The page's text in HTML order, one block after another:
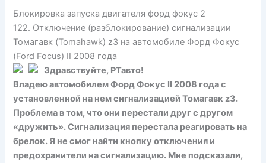
Блокировка запуска двигателя форд фокус 2
122. Отключение (разблокирование) сигнализации
Томагавк (Tomahawk) z3 на автомобиле Форд Фокус
(Ford Focus) II 2008 года
Здравствуйте, РТавто!
Владею автомобилем Форд Фокус II 2008 года с
установленной на нем сигнализацией Томагавк z3.
Проблема в том, что они перестали друг с другом
«дружить». Сигнализация перестала реагировать на
брелок. Я не смог найти кнопку отключения и
предохранители на сигнализацию. Мне подсказали,